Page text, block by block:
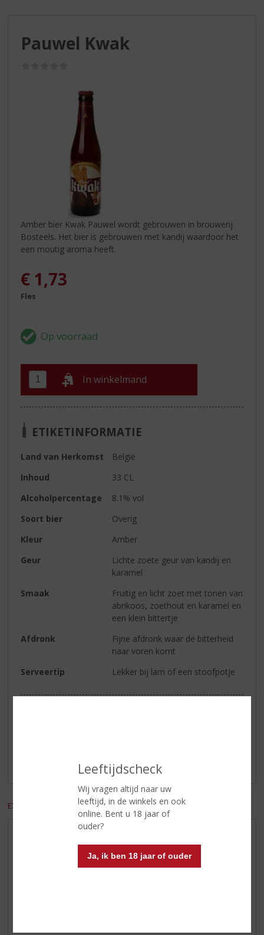
Leeftijdscheck
Wij vragen altijd naar uw
leeftijd, in de winkels en ook
online. Bent u 18 jaar of
ouder?
Ja, ik ben 18 jaar of ouder
Pauwel Kwak
Amber bier Kwak Pauwel wordt gebrouwen in brouwerij
Bosteels. Het bier is gebrouwen met kandij waardoor het
een moutig aroma heeft.
€ 1,73
Fles
In winkelmand
ETIKETINFORMATIE
Land van Herkomst
België
Inhoud
33 CL
Alcoholpercentage
8.1% vol
Soort bier
Overig
Kleur
Amber
Geur
Lichte zoete geur van kandij en
karamel
Smaak
Fruitig en licht zoet met tonen van
abrikoos, zoethout en karamel en
een klein bittertje
Afdronk
Fijne afdronk waar de bitterheid
naar voren komt
Serveertip
Lekker bij lam of een stoofpotje
Er zijn nog geen reviews geplaatst voor dit product
EXCL. BTW INCL. BTW
WIJN VAN DE MAAND